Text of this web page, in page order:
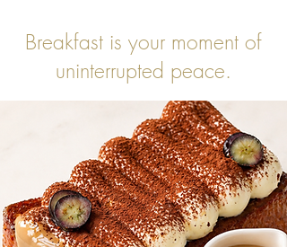
Breakfast is your moment of
uninterrupted peace.